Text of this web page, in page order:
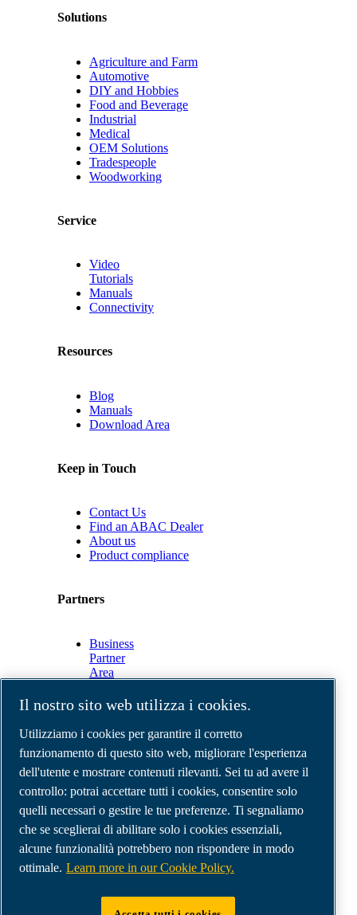
Solutions
Agriculture and Farm
Automotive
DIY and Hobbies
Food and Beverage
Industrial
Medical
OEM Solutions
Tradespeople
Woodworking
Service
Video
Tutorials
Manuals
Connectivity
Resources
Blog
Manuals
Download Area
Keep in Touch
Contact Us
Find an ABAC Dealer
About us
Product compliance
Partners
Business
Partner
Area
Connect
Business
ABAC
Media
Gallery
©2026 Compressori d'aria ABAC
Note legali e privacy
Modulo resi
Modulo di reclamo
Il nostro sito web utilizza i cookies.
Utilizziamo i cookies per garantire il corretto
funzionamento di questo sito web, migliorare l'esperienza
dell'utente e mostrare contenuti rilevanti. Sei tu ad avere il
controllo: potrai accettare tutti i cookies, consentire solo
quelli necessari o gestire le tue preferenze. Ti segnaliamo
che se sceglierai di abilitare solo i cookies essenziali,
alcune funzionalità potrebbero non rispondere in modo
ottimale. Learn more in our Cookie Policy.